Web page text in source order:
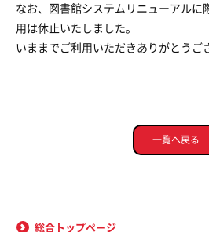
なお、図書館システムリニューアルに
用は休止いたしました。
いままでご利用いただきありがとうご
一覧へ戻る
総合トップページ